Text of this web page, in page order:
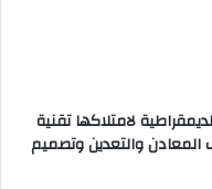
لامتلاكها تقنية
والتعدين وتصميم